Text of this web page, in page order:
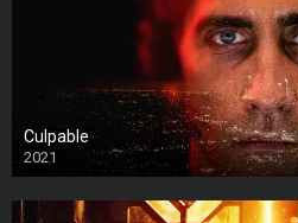
Culpable
2021